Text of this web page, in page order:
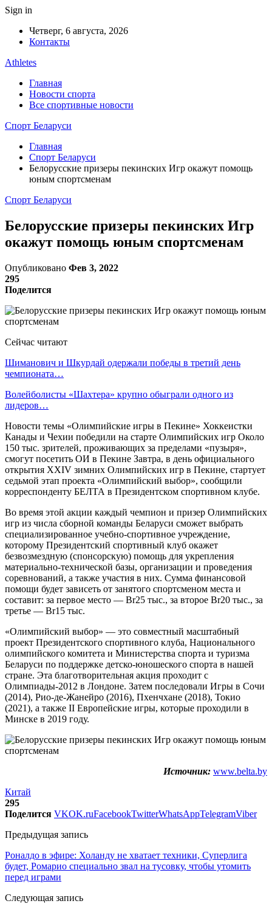
Sign in
Четверг, 6 августа, 2026
Контакты
Athletes
Главная
Новости спорта
Все спортивные новости
Спорт Беларуси
Главная
Спорт Беларуси
Белорусские призеры пекинских Игр окажут помощь
юным спортсменам
Спорт Беларуси
Белорусские призеры пекинских Игр
окажут помощь юным спортсменам
Опубликовано Фев 3, 2022
295
Поделится
Сейчас читают
Шиманович и Шкурдай одержали победы в третий день
чемпионата…
Волейболисты «Шахтера» крупно обыграли одного из
лидеров…
Новости темы «Олимпийские игры в Пекине» Хоккеистки
Канады и Чехии победили на старте Олимпийских игр Около
150 тыс. зрителей, проживающих за пределами «пузыря»,
смогут посетить ОИ в Пекине Завтра, в день официального
открытия XXIV зимних Олимпийских игр в Пекине, стартует
седьмой этап проекта «Олимпийский выбор», сообщили
корреспонденту БЕЛТА в Президентском спортивном клубе.
Во время этой акции каждый чемпион и призер Олимпийских
игр из числа сборной команды Беларуси сможет выбрать
специализированное учебно-спортивное учреждение,
которому Президентский спортивный клуб окажет
безвозмездную (спонсорскую) помощь для укрепления
материально-технической базы, организации и проведения
соревнований, а также участия в них. Сумма финансовой
помощи будет зависеть от занятого спортсменом места и
составит: за первое место — Br25 тыс., за второе Br20 тыс., за
третье — Br15 тыс.
«Олимпийский выбор» — это совместный масштабный
проект Президентского спортивного клуба, Национального
олимпийского комитета и Министерства спорта и туризма
Беларуси по поддержке детско-юношеского спорта в нашей
стране. Эта благотворительная акция проходит с
Олимпиады-2012 в Лондоне. Затем последовали Игры в Сочи
(2014), Рио-де-Жанейро (2016), Пхенчхане (2018), Токио
(2021), а также II Европейские игры, которые проходили в
Минске в 2019 году.
Источник: www.belta.by
Китай
295
Поделится VKOK.ruFacebookTwitterWhatsAppTelegramViber
Предыдущая запись
Роналдо в эфире: Холанду не хватает техники, Суперлига
будет, Ромарио специально звал на тусовку, чтобы утомить
перед играми
Следующая запись